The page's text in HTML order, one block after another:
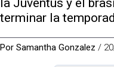
la Juventus y el
terminar la
Por Samantha Gonzalez /